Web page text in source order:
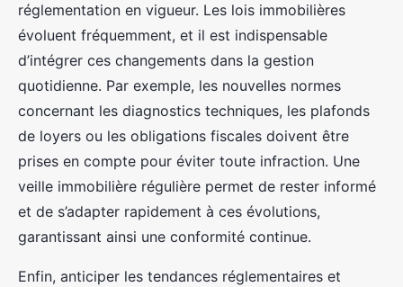
réglementation en vigueur. Les lois immobilières
évoluent fréquemment, et il est indispensable
d’intégrer ces changements dans la gestion
quotidienne. Par exemple, les nouvelles normes
concernant les diagnostics techniques, les plafonds
de loyers ou les obligations fiscales doivent être
prises en compte pour éviter toute infraction. Une
veille immobilière régulière permet de rester informé
et de s’adapter rapidement à ces évolutions,
garantissant ainsi une conformité continue.
Enfin, anticiper les tendances réglementaires et